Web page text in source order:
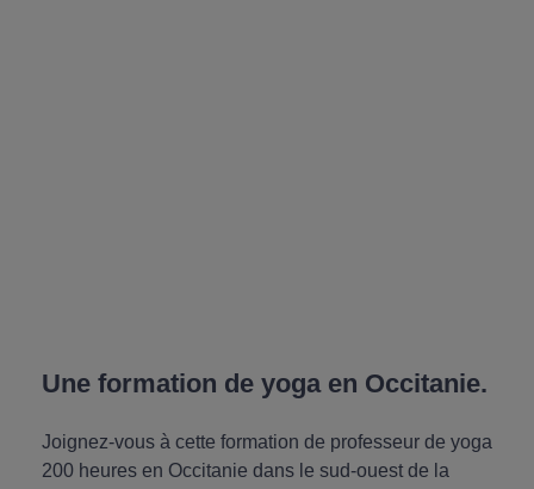
Une formation de yoga en Occitanie.
Joignez-vous à cette formation de professeur de yoga
200 heures en Occitanie dans le sud-ouest de la